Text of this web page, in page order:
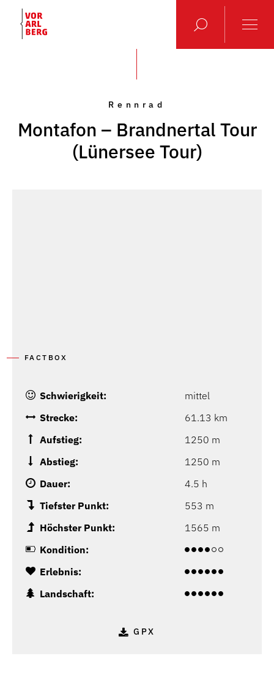
Rennrad
Montafon – Brandnertal Tour
(Lünersee Tour)
FACTBOX
Schwierigkeit:
mittel
Strecke:
61.13 km
Aufstieg:
1250 m
Abstieg:
1250 m
Dauer:
4.5 h
Tiefster Punkt:
553 m
Höchster Punkt:
1565 m
Kondition:
Erlebnis:
Landschaft:
GPX